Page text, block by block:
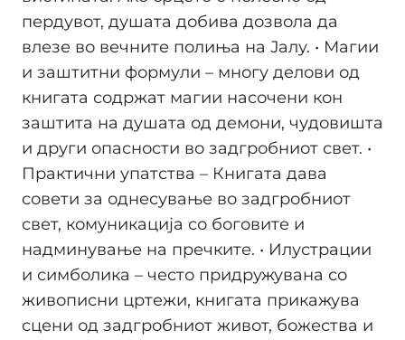
пердувот, душата добива дозвола да
влезе во вечните полиња на Јалу. • Магии
и заштитни формули – многу делови од
книгата содржат магии насочени кон
заштита на душата од демони, чудовишта
и други опасности во задгробниот свет. •
Практични упатства – Книгата дава
совети за однесување во задгробниот
свет, комуникација со боговите и
надминување на пречките. • Илустрации
и симболика – често придружувана со
живописни цртежи, книгата прикажува
сцени од задгробниот живот, божества и